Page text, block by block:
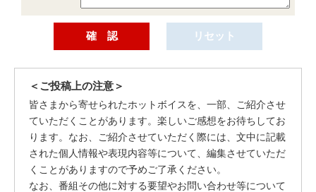
＜ご投稿上の注意＞
皆さまから寄せられたホットボイスを、一部、ご紹介させ
ていただくことがあります。楽しいご感想をお待ちしてお
ります。なお、ご紹介させていただく際には、文中に記載
された個人情報や表現内容等について、編集させていただ
くことがありますので予めご了承ください。
なお、番組その他に対する要望やお問い合わせ等について